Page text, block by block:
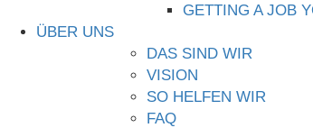
GETTING A JOB
ÜBER UNS
DAS SIND WIR
VISION
SO HELFEN WIR
FAQ